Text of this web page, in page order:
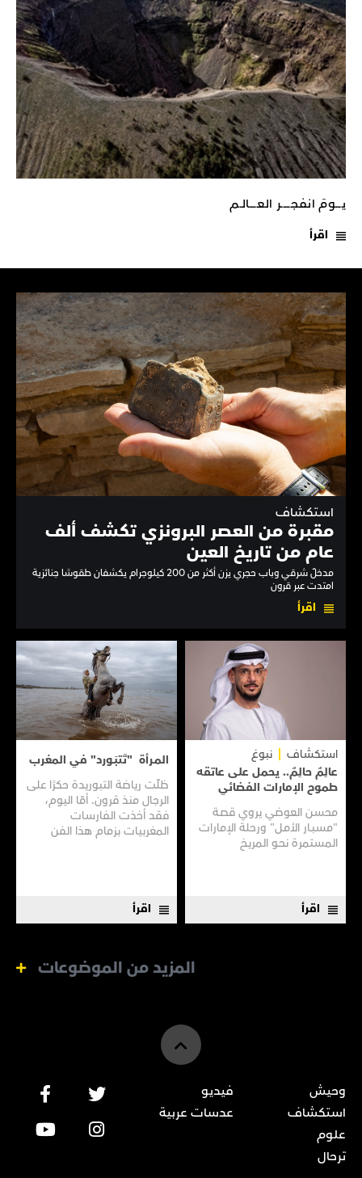
يـــومَ انفجـــــر العــــالـم
اقرأ
استكشاف
مقبرة من العصر البرونزي تكشف ألف
عام من تاريخ العين
مدخلٌ شرقي وباب حجري يزن أكثر من 200 كيلوجرام يكشفان طقوسًا جنائزية
امتدت عبر قرون
اقرأ
استكشاف
نبوغ
عالِمٌ حالِمٌ.. يحمل على عاتقه
طموح الإمارات الفضائي
محسن العوضي يروي قصـة
"مسبـار الأمـل" ورحلة الإمارات
المستمرة نحـو المريـخ
اقرأ
المـرأة "تَتبَـورد" في المغرب
ظلّت رياضة التبوريدة حكرًا على
الرجال منذ قرون. أمّا اليوم،
فقد أخذت الفارسات
المغربيات بزمام هذا الفن
اقرأ
المزيد من الموضوعات
وحيش
استكشاف
علوم
ترحال
فيديو
عدسات عربية